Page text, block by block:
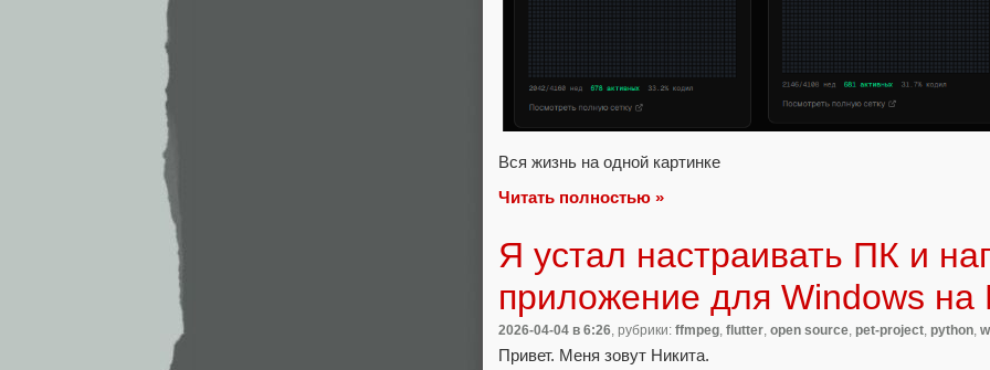
Вся жизнь на одной картинке
Читать полностью »
Я устал настраивать ПК и
приложение для Windows на
2026-04-04 в 6:26, рубрики: ffmpeg, flutter, open source, pet-project, python,
Привет. Меня зовут Никита.